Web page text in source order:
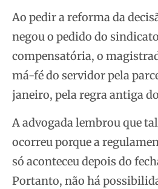
Ao pedir a reforma da
negou o pedido do
compensatória, o
má-fé do servidor pela
janeiro, pela regra antiga
A advogada lembrou que
ocorreu porque a
só aconteceu depois do
Portanto, não há